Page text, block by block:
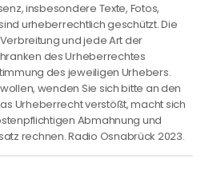
insbesondere Texte, Fotos,
urheberrechtlich geschützt. Die
und jede Art der
des Urheberrechtes
des jeweiligen Urhebers.
wenden Sie sich bitte an den
Urheberrecht verstößt, macht sich
Abmahnung und
rechnen. Radio Osnabrück 2023.